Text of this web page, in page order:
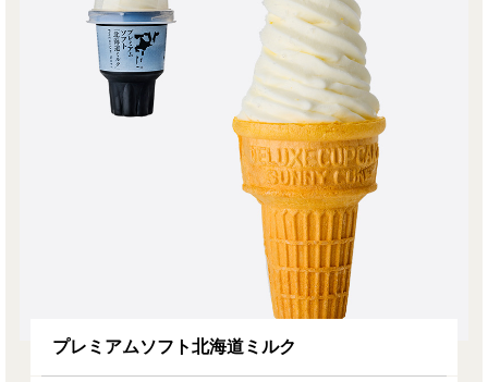
プレミアムソフト北海道ミルク